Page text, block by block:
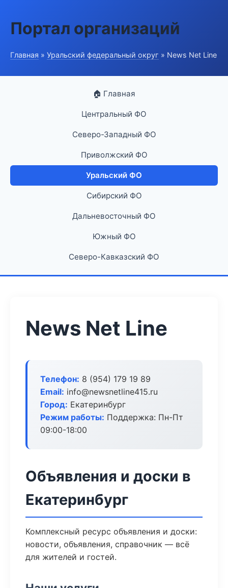
Портал организаций
Главная » Уральский федеральный округ » News Net Line
🏠 Главная
Центральный ФО
Северо-Западный ФО
Приволжский ФО
Уральский ФО
Сибирский ФО
Дальневосточный ФО
Южный ФО
Северо-Кавказский ФО
News Net Line
Телефон: 8 (954) 179 19 89
Email: info@newsnetline415.ru
Город: Екатеринбург
Режим работы: Поддержка: Пн-Пт
09:00-18:00
Объявления и доски в
Екатеринбург
Комплексный ресурс объявления и доски:
новости, объявления, справочник — всё
для жителей и гостей.